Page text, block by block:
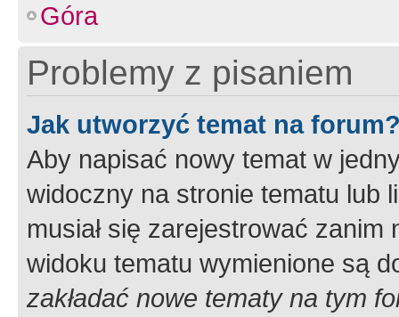
Góra
Problemy z pisaniem
Jak utworzyć temat na
Aby napisać nowy temat w
widoczny na stronie tematu lub
musiał się zarejestrować
widoku tematu wymienione są
zakładać nowe tematy na tym